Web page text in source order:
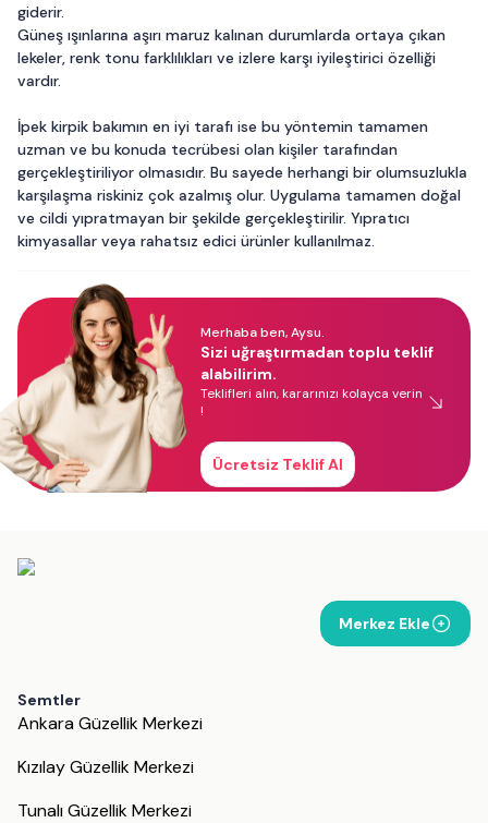
giderir.
Güneş ışınlarına aşırı maruz kalınan durumlarda ortaya çıkan
lekeler, renk tonu farklılıkları ve izlere karşı iyileştirici özelliği
vardır.
İpek kirpik bakımın en iyi tarafı ise bu yöntemin tamamen
uzman ve bu konuda tecrübesi olan kişiler tarafından
gerçekleştiriliyor olmasıdır. Bu sayede herhangi bir olumsuzlukla
karşılaşma riskiniz çok azalmış olur. Uygulama tamamen doğal
ve cildi yıpratmayan bir şekilde gerçekleştirilir. Yıpratıcı
kimyasallar veya rahatsız edici ürünler kullanılmaz.
Merhaba ben, Aysu.
Sizi uğraştırmadan toplu teklif
alabilirim.
Teklifleri alın, kararınızı kolayca verin
!
Ücretsiz Teklif Al
Merkez Ekle
Semtler
Ankara Güzellik Merkezi
Kızılay Güzellik Merkezi
Tunalı Güzellik Merkezi